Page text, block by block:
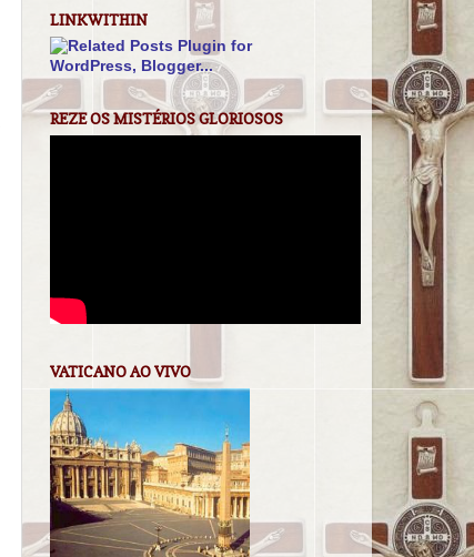
LINKWITHIN
REZE OS MISTÉRIOS GLORIOSOS
VATICANO AO VIVO